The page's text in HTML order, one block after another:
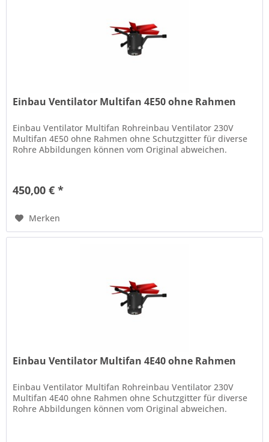
Einbau Ventilator Multifan 4E50 ohne Rahmen
Einbau Ventilator Multifan Rohreinbau Ventilator 230V
Multifan 4E50 ohne Rahmen ohne Schutzgitter für diverse
Rohre Abbildungen können vom Original abweichen.
450,00 € *
Merken
Einbau Ventilator Multifan 4E40 ohne Rahmen
Einbau Ventilator Multifan Rohreinbau Ventilator 230V
Multifan 4E40 ohne Rahmen ohne Schutzgitter für diverse
Rohre Abbildungen können vom Original abweichen.